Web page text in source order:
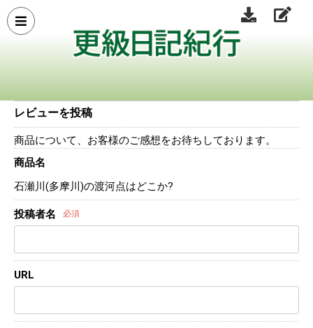
レビューを投稿
商品について、お客様のご感想をお待ちしております。
商品名
石瀬川(多摩川)の渡河点はどこか?
投稿者名 必須
URL